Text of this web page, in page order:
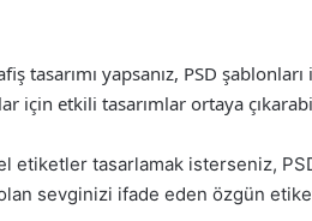
tasarımı yapsanız, PSD şablonları
için etkili tasarımlar ortaya
etiketler tasarlamak isterseniz,
sevginizi ifade eden özgün